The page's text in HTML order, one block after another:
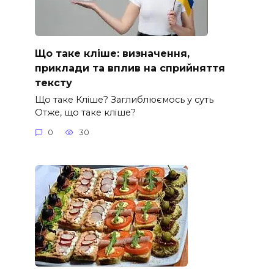
Що таке кліше: визначення,
приклади та вплив на сприйняття
тексту
Що таке Кліше? Заглиблюємось у суть
Отже, що таке кліше?
0 30